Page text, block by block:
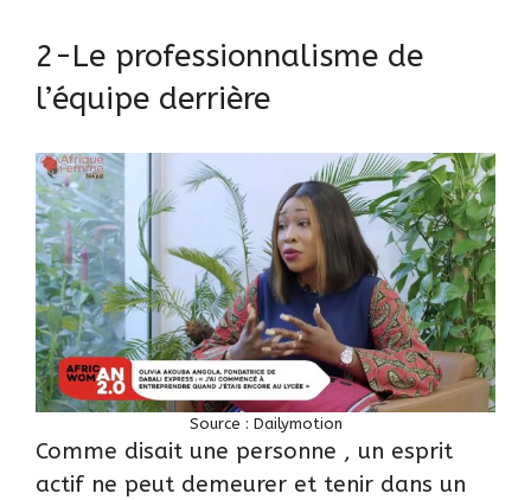
2-Le professionnalisme de
l’équipe derrière
Source : Dailymotion
Comme disait une personne , un esprit
actif ne peut demeurer et tenir dans un